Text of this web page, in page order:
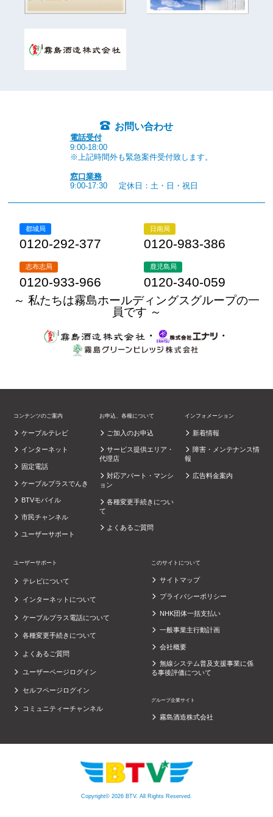
お問い合わせ
電話受付
9:00-18:00
※上記時間外も緊急案件受付致します。
窓口業務
9:00-17:30
定休日：土・日・祝日
都城局
0120-292-377
日南局
0120-983-386
志布志局
0120-933-966
鹿児島局
0120-340-059
～ 私たちは霧島ホールディングスグループの一
員です ～
・
・
コンテンツのご案内
ケーブルテレビ
インターネット
固定電話
ケーブルプラスでんき
BTVモバイル
市民チャンネル
ユーザーサポート
お申込、各種について
ご加入のお申込
サービス提供エリア・
代理店
対応アパート・マンシ
ョン
各種変更手続きについ
て
よくあるご質問
インフォメーション
新着情報
障害・メンテナンス情
報
広告料金案内
ユーザーサポート
テレビについて
インターネットについて
ケーブルプラス電話について
各種変更手続きについて
よくあるご質問
ユーザーページログイン
セルフページログイン
コミュニティーチャンネル
このサイトについて
サイトマップ
プライバシーポリシー
NHK団体一括支払い
一般事業主行動計画
会社概要
無線システム普及支援事業に係
る事後評価について
グループ企業サイト
霧島酒造株式会社
Copyright© 2026 BTV. All Rights Reserved.